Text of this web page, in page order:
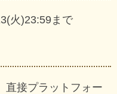
火)23:59まで
接プラットフォー